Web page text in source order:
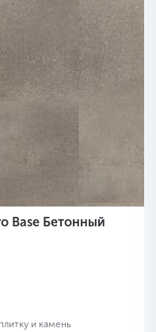
Base Бетонный
и камень